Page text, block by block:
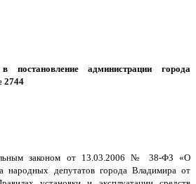
постановление администрации города
2744
законом от 13.03.2006 № 38-ФЗ «О
народных депутатов города Владимира от